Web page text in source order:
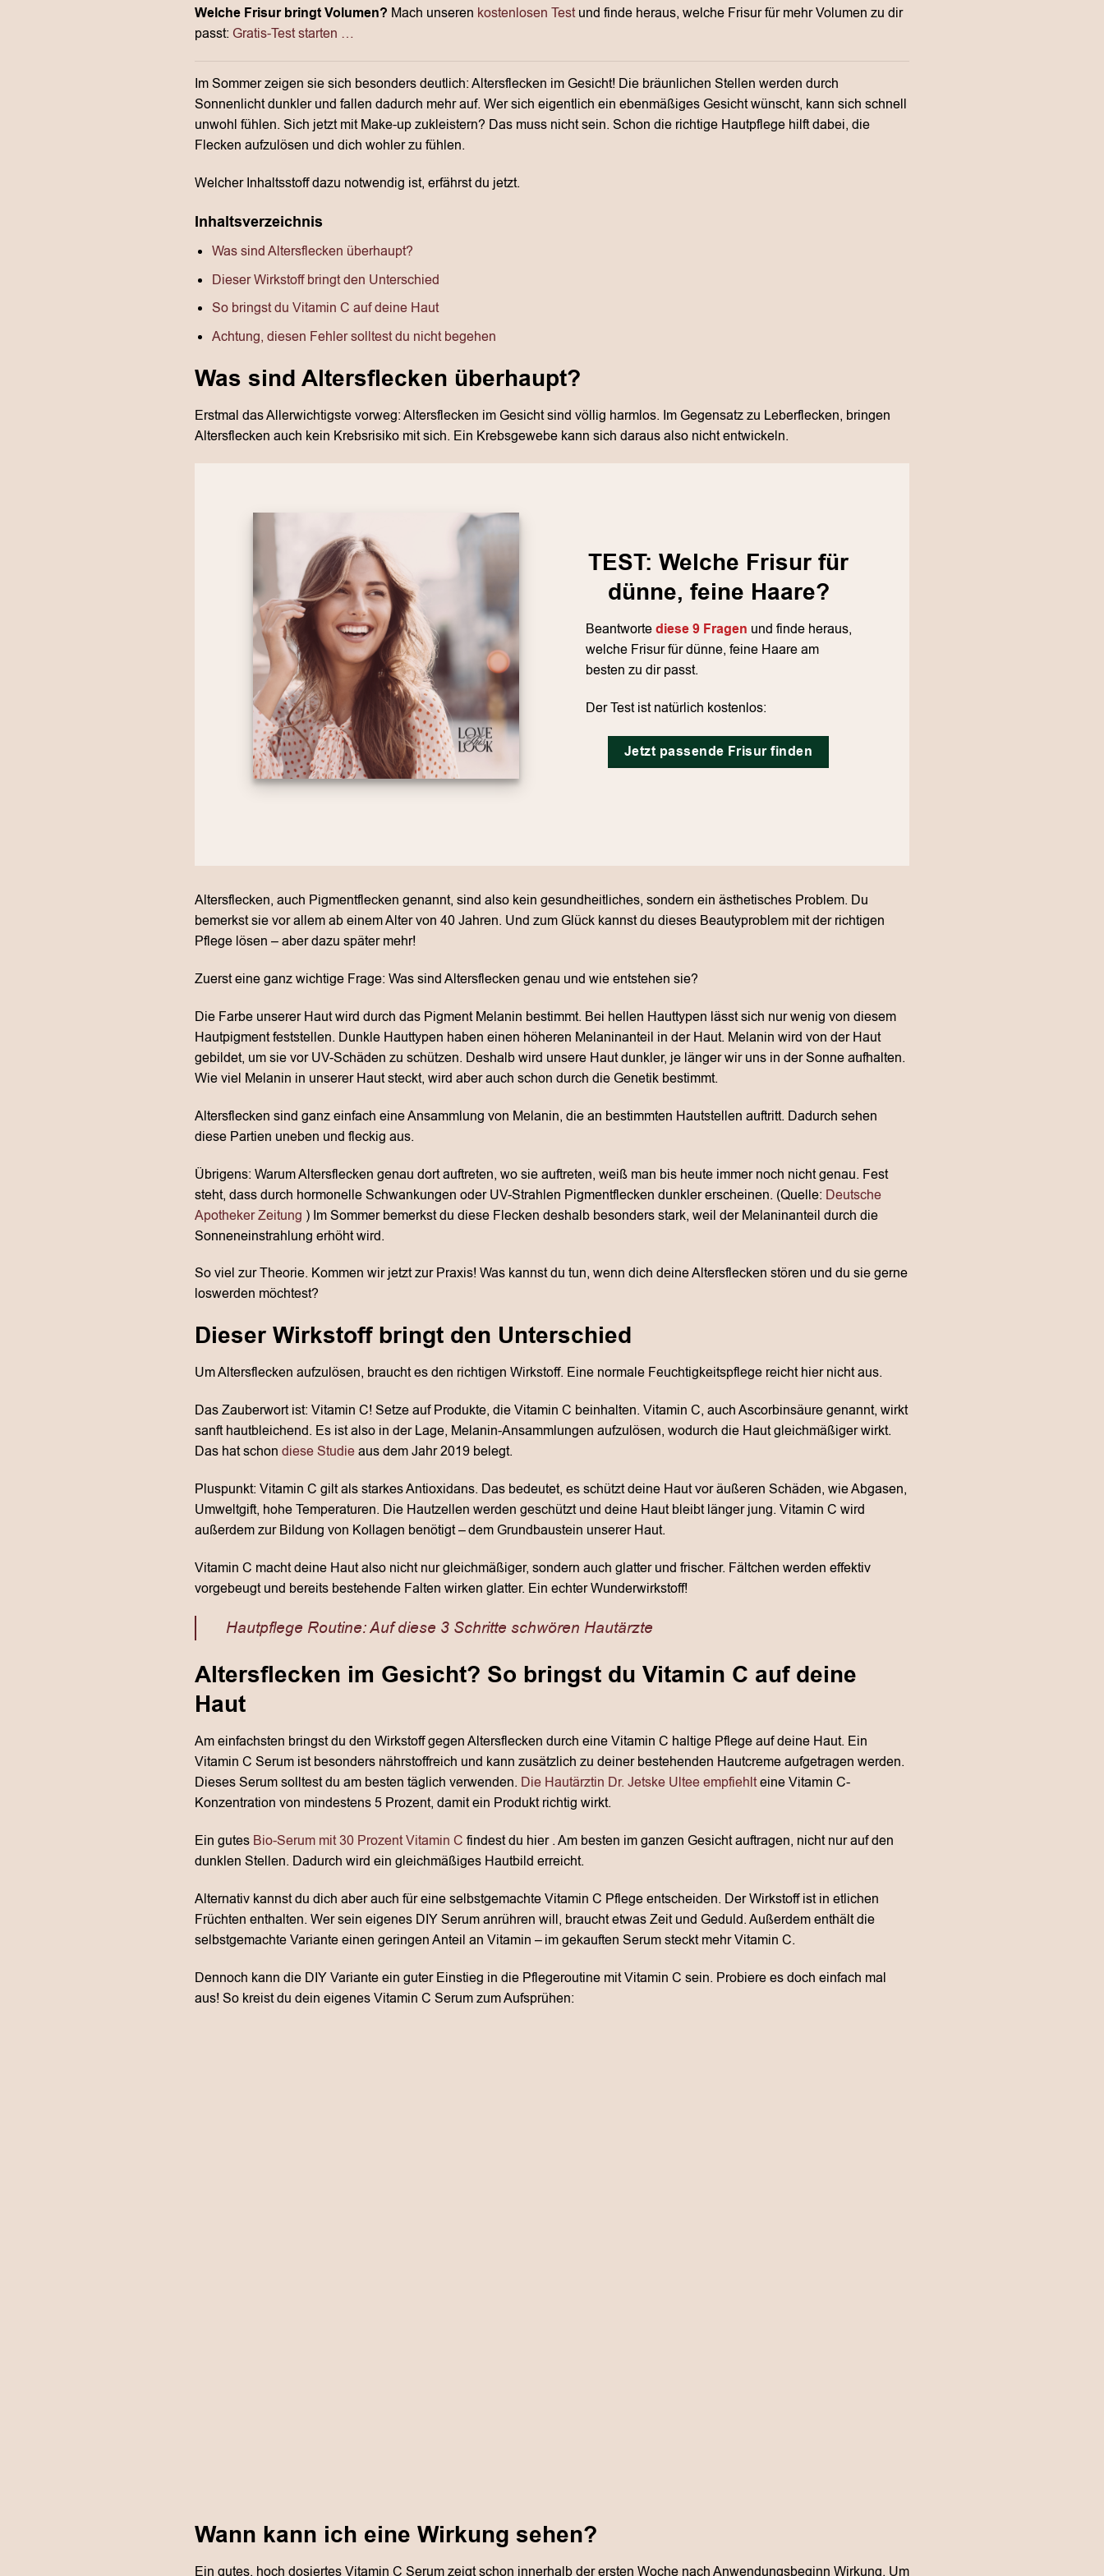
Welche Frisur bringt Volumen? Mach unseren kostenlosen Testund finde heraus, welche Frisur für mehr Volumen zu dir
passt: Gratis-Test starten …
Im Sommer zeigen sie sich besonders deutlich: Altersflecken im Gesicht! Die bräunlichen Stellen werden durch
Sonnenlicht dunkler und fallen dadurch mehr auf. Wer sich eigentlich ein ebenmäßiges Gesicht wünscht, kann sich schnell
unwohl fühlen. Sich jetzt mit Make-up zukleistern? Das muss nicht sein. Schon die richtige Hautpflege hilft dabei, die
Flecken aufzulösen und dich wohler zu fühlen.
Welcher Inhaltsstoff dazu notwendig ist, erfährst du jetzt.
Inhaltsverzeichnis
Was sind Altersflecken überhaupt?
Dieser Wirkstoff bringt den Unterschied
So bringst du Vitamin C auf deine Haut
Achtung, diesen Fehler solltest du nicht begehen
Was sind Altersflecken überhaupt?
Erstmal das Allerwichtigste vorweg: Altersflecken im Gesicht sind völlig harmlos. Im Gegensatz zu Leberflecken, bringen
Altersflecken auch kein Krebsrisiko mit sich. Ein Krebsgewebe kann sich daraus also nicht entwickeln.
TEST: Welche Frisur für
dünne, feine Haare?
Beantwortediese 9 Fragen und finde heraus,
welche Frisur für dünne, feine Haare am
besten zu dir passt.
Der Test ist natürlich kostenlos:
Jetzt passende Frisur finden
Altersflecken, auch Pigmentflecken genannt, sind also kein gesundheitliches, sondern ein ästhetisches Problem. Du
bemerkst sie vor allem ab einem Alter von 40 Jahren. Und zum Glück kannst du dieses Beautyproblem mit der richtigen
Pflege lösen – aber dazu später mehr!
Zuerst eine ganz wichtige Frage: Was sind Altersflecken genau und wie entstehen sie?
Die Farbe unserer Haut wird durch das Pigment Melanin bestimmt. Bei hellen Hauttypen lässt sich nur wenig von diesem
Hautpigment feststellen. Dunkle Hauttypen haben einen höheren Melaninanteil in der Haut. Melanin wird von der Haut
gebildet, um sie vor UV-Schäden zu schützen. Deshalb wird unsere Haut dunkler, je länger wir uns in der Sonne aufhalten.
Wie viel Melanin in unserer Haut steckt, wird aber auch schon durch die Genetik bestimmt.
Altersflecken sind ganz einfach eine Ansammlung von Melanin, die an bestimmten Hautstellen auftritt. Dadurch sehen
diese Partien uneben und fleckig aus.
Übrigens: Warum Altersflecken genau dort auftreten, wo sie auftreten, weiß man bis heute immer noch nicht genau. Fest
steht, dass durch hormonelle Schwankungen oder UV-Strahlen Pigmentflecken dunkler erscheinen. (Quelle: Deutsche
Apotheker Zeitung ) Im Sommer bemerkst du diese Flecken deshalb besonders stark, weil der Melaninanteil durch die
Sonneneinstrahlung erhöht wird.
So viel zur Theorie. Kommen wir jetzt zur Praxis! Was kannst du tun, wenn dich deine Altersflecken stören und du sie gerne
loswerden möchtest?
Dieser Wirkstoff bringt den Unterschied
Um Altersflecken aufzulösen, braucht es den richtigen Wirkstoff. Eine normale Feuchtigkeitspflege reicht hier nicht aus.
Das Zauberwort ist: Vitamin C! Setze auf Produkte, die Vitamin C beinhalten. Vitamin C, auch Ascorbinsäure genannt, wirkt
sanft hautbleichend. Es ist also in der Lage, Melanin-Ansammlungen aufzulösen, wodurch die Haut gleichmäßiger wirkt.
Das hat schon diese Studieaus dem Jahr 2019 belegt.
Pluspunkt: Vitamin C gilt als starkes Antioxidans. Das bedeutet, es schützt deine Haut vor äußeren Schäden, wie Abgasen,
Umweltgift, hohe Temperaturen. Die Hautzellen werden geschützt und deine Haut bleibt länger jung. Vitamin C wird
außerdem zur Bildung von Kollagen benötigt – dem Grundbaustein unserer Haut.
Vitamin C macht deine Haut also nicht nur gleichmäßiger, sondern auch glatter und frischer. Fältchen werden effektiv
vorgebeugt und bereits bestehende Falten wirken glatter. Ein echter Wunderwirkstoff!
Hautpflege Routine: Auf diese 3 Schritte schwören Hautärzte
Altersflecken im Gesicht? So bringst du Vitamin C auf deine
Haut
Am einfachsten bringst du den Wirkstoff gegen Altersflecken durch eine Vitamin C haltige Pflege auf deine Haut. Ein
Vitamin C Serum ist besonders nährstoffreich und kann zusätzlich zu deiner bestehenden Hautcreme aufgetragen werden.
Dieses Serum solltest du am besten täglich verwenden. Die Hautärztin Dr. Jetske Ultee empfiehlteine Vitamin C-
Konzentration von mindestens 5 Prozent, damit ein Produkt richtig wirkt.
Ein gutes Bio-Serum mit 30 Prozent Vitamin C findest du hier . Am besten im ganzen Gesicht auftragen, nicht nur auf den
dunklen Stellen. Dadurch wird ein gleichmäßiges Hautbild erreicht.
Alternativ kannst du dich aber auch für eine selbstgemachte Vitamin C Pflege entscheiden. Der Wirkstoff ist in etlichen
Früchten enthalten. Wer sein eigenes DIY Serum anrühren will, braucht etwas Zeit und Geduld. Außerdem enthält die
selbstgemachte Variante einen geringen Anteil an Vitamin – im gekauften Serum steckt mehr Vitamin C.
Dennoch kann die DIY Variante ein guter Einstieg in die Pflegeroutine mit Vitamin C sein. Probiere es doch einfach mal
aus! So kreist du dein eigenes Vitamin C Serum zum Aufsprühen:
Wann kann ich eine Wirkung sehen?
Ein gutes, hoch dosiertes Vitamin C Serum zeigt schon innerhalb der ersten Woche nach Anwendungsbeginn Wirkung. Um